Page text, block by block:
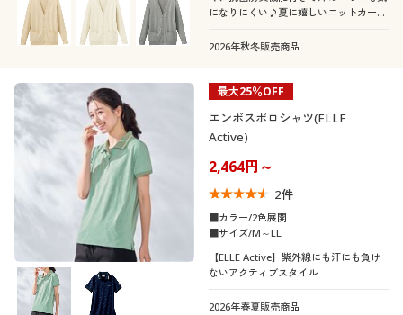
になりにくい♪夏に嬉しいニットカーデ
ズまで揃った豊富なサイズ展開も魅力(S
2026年秋冬販売商品
最大25％OFF
エンボスポロシャツ(ELLE
Active)
2,464円～
2件
■カラー/2色展開
■サイズ/M～LL
【ELLE Active】紫外線にも汗にも負け
ないアクティブスタイル
2026年春夏販売商品